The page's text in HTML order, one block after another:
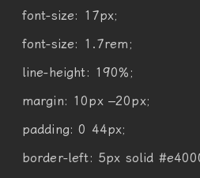
font-size: 17px;
font-size: 1.7rem;
line-height: 190%;
margin: 10px–20px;
padding: 0 44px;
border-left: 5px solid